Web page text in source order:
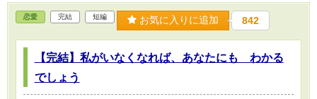
恋愛 完結 短編 お気に入りに追加 842
【完結】私がいなくなれば、あなたにも わかる
でしょう